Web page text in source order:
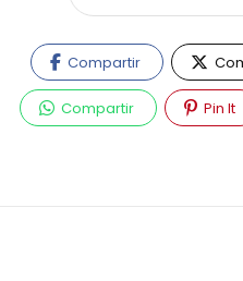
Compartir
Compartir Pin It